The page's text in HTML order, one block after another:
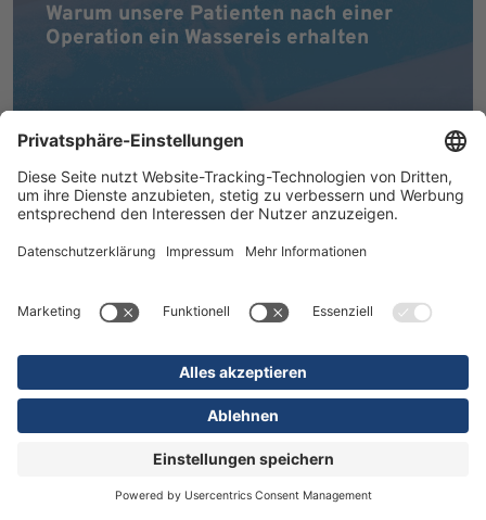
Warum unsere Patienten nach einer
Operation ein Wassereis erhalten
16.07.2026 Kliniken Orthopädie